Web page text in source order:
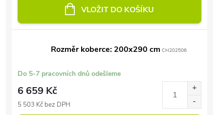
VLOŽIT DO KOŠÍKU
Rozměr koberce: 200x290 cm CH202506
Do 5-7 pracovních dnů odešleme
6 659 Kč
5 503 Kč bez DPH